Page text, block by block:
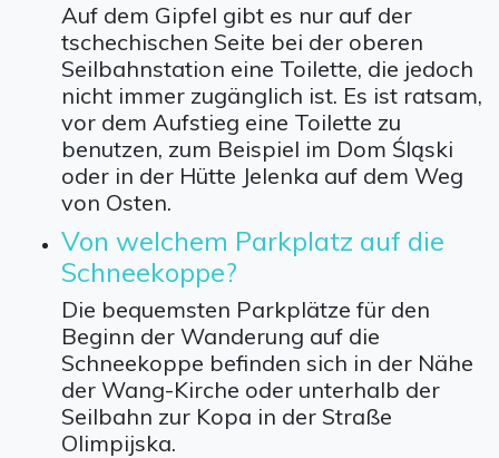
Auf dem Gipfel gibt es nur auf der
tschechischen Seite bei der oberen
Seilbahnstation eine Toilette, die jedoch
nicht immer zugänglich ist. Es ist ratsam,
vor dem Aufstieg eine Toilette zu
benutzen, zum Beispiel im Dom Śląski
oder in der Hütte Jelenka auf dem Weg
von Osten.
Von welchem Parkplatz auf die
Schneekoppe?
Die bequemsten Parkplätze für den
Beginn der Wanderung auf die
Schneekoppe befinden sich in der Nähe
der Wang-Kirche oder unterhalb der
Seilbahn zur Kopa in der Straße
Olimpijska.